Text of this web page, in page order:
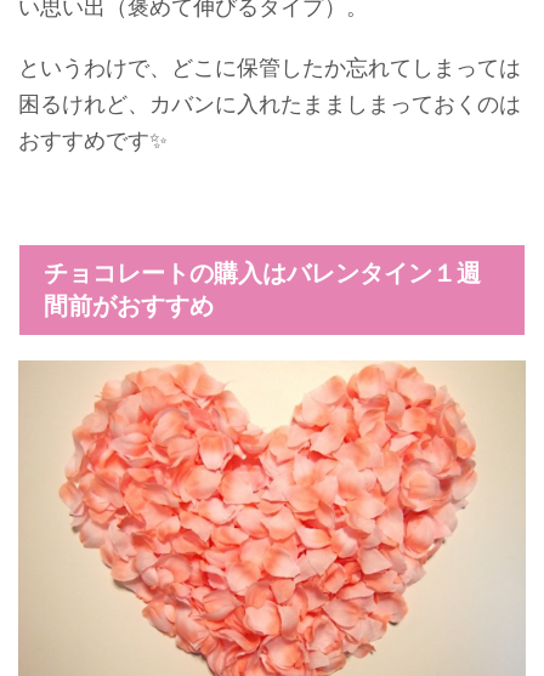
い思い出（褒めて伸びるタイプ）。
というわけで、どこに保管したか忘れてしまっては
困るけれど、カバンに入れたまましまっておくのは
おすすめです✨
チョコレートの購入はバレンタイン１週
間前がおすすめ